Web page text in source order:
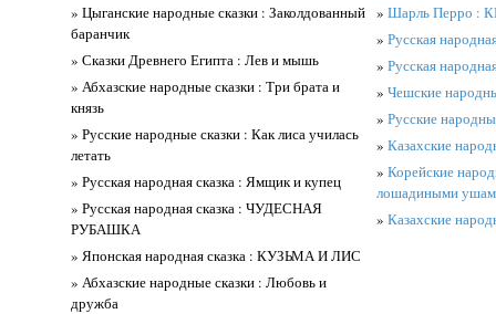
» Цыганские народные сказки : Заколдованный
баранчик
» Сказки Древнего Египта : Лев и мышь
» Абхазские народные сказки : Три брата и
князь
» Русские народные сказки : Как лиса училась
летать
» Русская народная сказка : Ямщик и купец
» Русская народная сказка : ЧУДЕСНАЯ
РУБАШКА
» Японская народная сказка : КУЗЬМА И ЛИС
» Абхазские народные сказки : Любовь и
дружба
» Шарль Перро :
» Русская
» Русская
» Чешские
» Русские
» Казахские
» Корейские
лошадиными
» Казахские